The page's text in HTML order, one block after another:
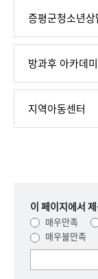
증평군청소년상
방과후 아카데미
지역아동센터
이 페이지에서
매우만족
매우불만족
의견을